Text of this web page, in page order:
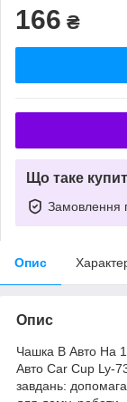
166 ₴
Що таке
Замовлення
Опис
Опис
Чашка В Авто На
Авто Car Cup Ly-
завдань: